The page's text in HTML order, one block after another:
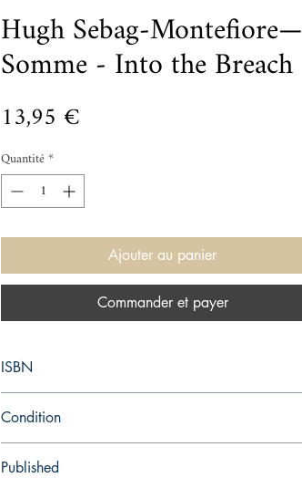
Hugh Sebag-Montefiore—
Somme - Into the Breach
13,95 €
Quantité*
Ajouter au panier
Commander et payer
ISBN
Condition
Published